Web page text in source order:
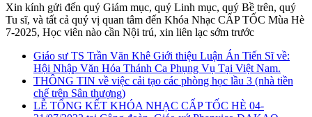
Xin kính gửi đến quý Giám mục, quý Linh mục, quý Bề trên, quý
Tu sĩ, và tất cả quý vị quan tâm đến Khóa Nhạc CẤP TỐC Mùa Hè
7-2025, Học viên nào cần Nội trú, xin liên lạc sớm trước
Giáo sư TS Trần Văn Khê Giới thiệu Luận Án Tiến Sĩ về:
Hội Nhập Văn Hóa Thánh Ca Phụng Vụ Tại Việt Nam.
THÔNG TIN về việc cải tạo các phòng học lầu 3 (nhà tiền
chế trên Sân thượng)
LỄ TỔNG KẾT KHÓA NHẠC CẤP TỐC HÈ 04-